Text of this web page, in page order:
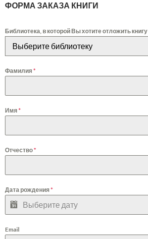
ФОРМА ЗАКАЗА КНИГИ
Библиотека, в которой Вы хотите отложить книгу
Выберите библиотеку
Фамилия*
Имя*
Отчество*
Дата рождения*
Email